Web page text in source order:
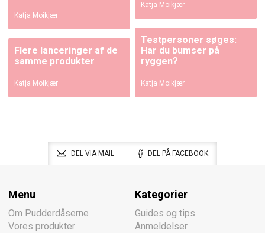
Katja Moikjær
Katja Moikjær
Flere lanceringer af de
samme produkter
Katja Moikjær
Testpersoner søges:
Har du bumser på
ryggen?
Katja Moikjær
DEL VIA MAIL DEL PÅ FACEBOOK
Menu
Om Pudderdåserne
Vores produkter
Kategorier
Guides og tips
Anmeldelser